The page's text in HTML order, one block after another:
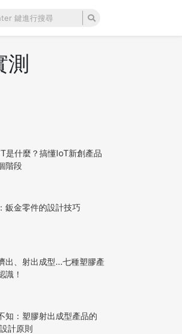
是什麼？搞懂IoT新創產品
階段
鈑金零件的設計技巧
出、射出成型…七種塑膠產
識！
知：塑膠射出成型產品的
計原則